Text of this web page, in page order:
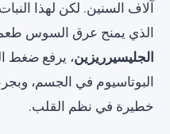
الدراسة 2:
عام 1985
الدراسة 3: DGL في قرحة الاثني عشر عام 1975
ماذا عن حرقة
الحقيقية؟
آلاف السنين. لكن لهذا
الذي يمنح عرق السوس
الجليسيرريزين، يرفع ضغط
البوتاسيوم في الجسم،
خطيرة في نظم القلب.